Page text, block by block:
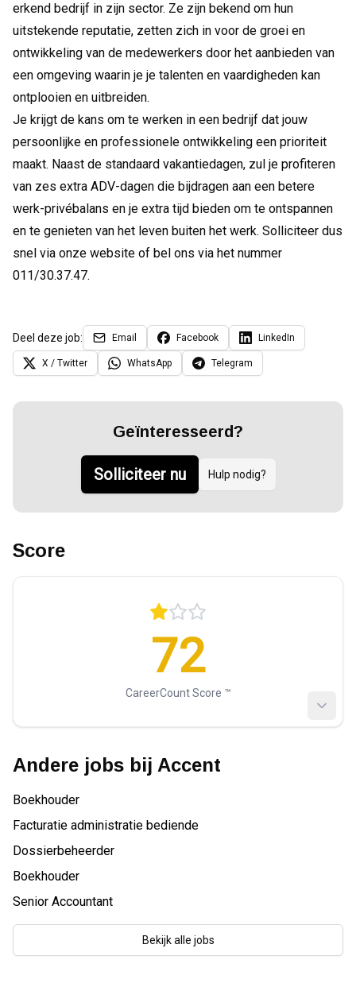
erkend bedrijf in zijn sector. Ze zijn bekend om hun
uitstekende reputatie, zetten zich in voor de groei en
ontwikkeling van de medewerkers door het aanbieden van
een omgeving waarin je je talenten en vaardigheden kan
ontplooien en uitbreiden.
Je krijgt de kans om te werken in een bedrijf dat jouw
persoonlijke en professionele ontwikkeling een prioriteit
maakt. Naast de standaard vakantiedagen, zul je profiteren
van zes extra ADV-dagen die bijdragen aan een betere
werk-privébalans en je extra tijd bieden om te ontspannen
en te genieten van het leven buiten het werk. Solliciteer dus
snel via onze website of bel ons via het nummer
011/30.37.47.
Deel deze job: Email Facebook LinkedIn
X / Twitter WhatsApp Telegram
Geïnteresseerd?
Solliciteer nu Hulp nodig?
Score
72
CareerCount Score ™️
Andere jobs bij Accent
Boekhouder
Facturatie administratie bediende
Dossierbeheerder
Boekhouder
Senior Accountant
Bekijk alle jobs